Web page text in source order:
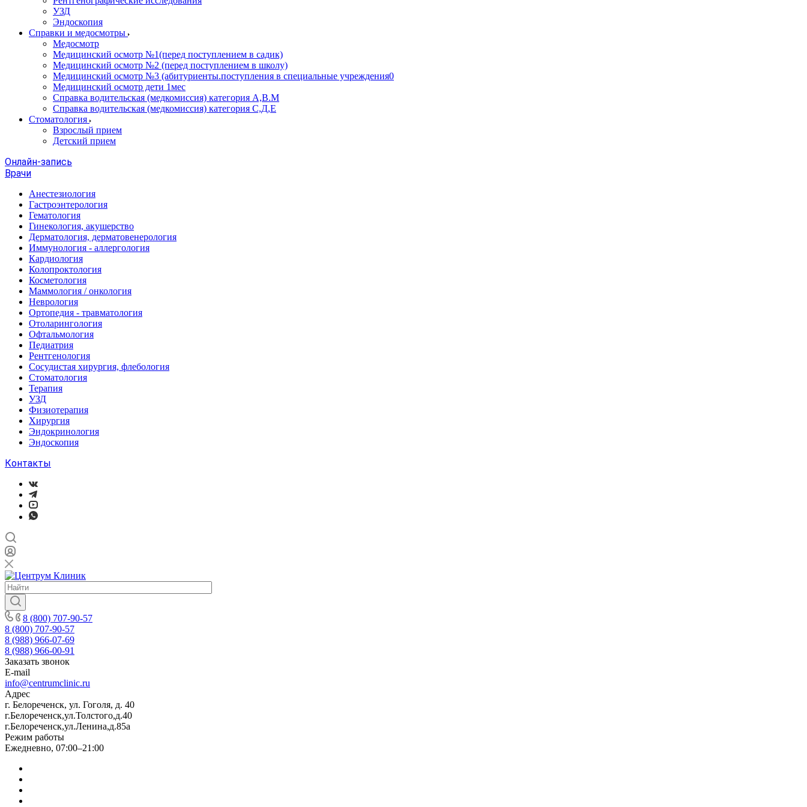
УЗД
Эндоскопия
Справки и медосмотры
Медосмотр
Медицинский осмотр №1(перед поступлением в садик)
Медицинский осмотр №2 (перед поступлением в школу)
Медицинский осмотр №3 (абитуриенты.поступления в специальные учреждения0
Медицинский осмотр дети 1мес
Справка водительская (медкомиссия) категория А,В.М
Справка водительская (медкомиссия) категория С,Д,Е
Стоматология
Взрослый прием
Детский прием
Онлайн-запись
Врачи
Анестезиология
Гастроэнтерология
Гематология
Гинекология, акушерство
Дерматология, дерматовенерология
Иммунология - аллергология
Кардиология
Колопроктология
Косметология
Маммология / онкология
Неврология
Ортопедия - травматология
Отоларингология
Офтальмология
Педиатрия
Рентгенология
Сосудистая хирургия, флебология
Стоматология
Терапия
УЗД
Физиотерапия
Хирургия
Эндокринология
Эндоскопия
Контакты
8 (800) 707-90-57
8 (800) 707-90-57
8 (988) 966-07-69
8 (988) 966-00-91
Заказать звонок
E-mail
info@centrumclinic.ru
Адрес
г. Белореченск, ул. Гоголя, д. 40
г.Белореченск,ул.Толстого,д.40
г.Белореченск,ул.Ленина,д.85а
Режим работы
Ежедневно, 07:00–21:00